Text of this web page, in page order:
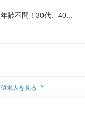
齢不問！30代、40...
求人を見る